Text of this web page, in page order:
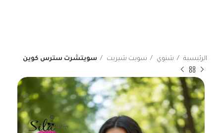
الرئيسية شتوي سويت شيريت سويتشرت سترس كوين